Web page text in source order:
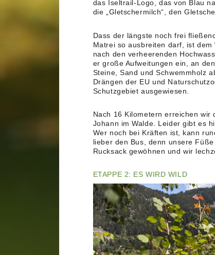
das Iseltrail-Logo, das von Blau
die „Gletschermilch“, den
Dass der längste noch frei
Matrei so ausbreiten darf, ist
nach den verheerenden
er große Aufweitungen ein, an
Steine, Sand und Schwemmholz
Drängen der EU und
Schutzgebiet ausgewiesen.
Nach 16 Kilometern erreichen wir
Johann im Walde. Leider gibt es
Wer noch bei Kräften ist, kann
lieber den Bus, denn unsere
Rucksack gewöhnen und wir
ETAPPE 2: ES WIRD WILD